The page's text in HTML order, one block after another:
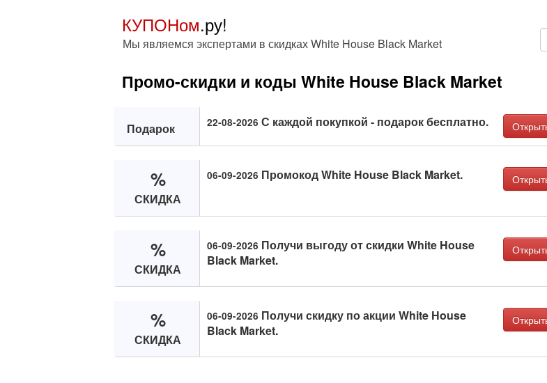
КУПОНом.ру!
Мы являемся экспертами в скидках White House Black Market
Промо-скидки и коды White House Black Market
Подарок 22-08-2026 С каждой покупкой - подарок бесплатно.
%
СКИДКА
06-09-2026 Промокод White House Black Market.
%
СКИДКА
06-09-2026 Получи выгоду от скидки White House
Black Market.
%
СКИДКА
06-09-2026 Получи скидку по акции White House
Black Market.